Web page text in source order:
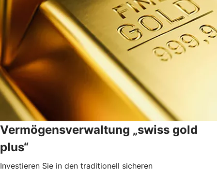
Vermögensverwaltung „swiss gold
plus“
Investieren Sie in den traditionell sicheren